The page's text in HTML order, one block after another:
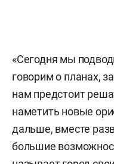
«Сегодня мы
говорим о планах,
нам предстоит
наметить новые
дальше, вместе
большие